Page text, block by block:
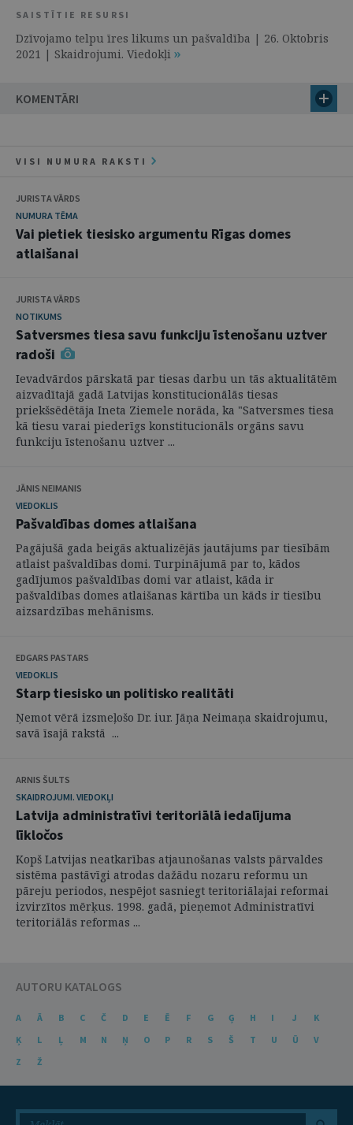
SAISTĪTIE RESURSI
Dzīvojamo telpu īres likums un pašvaldība | 26. Oktobris
2021 | Skaidrojumi. Viedokļi
KOMENTĀRI
VISI NUMURA RAKSTI
JURISTA VĀRDS
NUMURA TĒMA
Vai pietiek tiesisko argumentu Rīgas domes
atlaišanai
JURISTA VĀRDS
NOTIKUMS
Satversmes tiesa savu funkciju īstenošanu uztver
radoši
Ievadvārdos pārskatā par tiesas darbu un tās aktualitātēm
aizvadītajā gadā Latvijas konstitucionālās tiesas
priekšsēdētāja Ineta Ziemele norāda, ka "Satversmes tiesa
kā tiesu varai piederīgs konstitucionāls orgāns savu
funkciju īstenošanu uztver ...
JĀNIS NEIMANIS
VIEDOKLIS
Pašvaldības domes atlaišana
Pagājušā gada beigās aktualizējās jautājums par tiesībām
atlaist pašvaldības domi. Turpinājumā par to, kādos
gadījumos pašvaldības domi var atlaist, kāda ir
pašvaldības domes atlaišanas kārtība un kāds ir tiesību
aizsardzības mehānisms.
EDGARS PASTARS
VIEDOKLIS
Starp tiesisko un politisko realitāti
Ņemot vērā izsmeļošo Dr. iur. Jāņa Neimaņa skaidrojumu,
savā īsajā rakstā ...
ARNIS ŠULTS
SKAIDROJUMI. VIEDOKĻI
Latvija administratīvi teritoriālā iedalījuma
līkločos
Kopš Latvijas neatkarības atjaunošanas valsts pārvaldes
sistēma pastāvīgi atrodas dažādu nozaru reformu un
pāreju periodos, nespējot sasniegt teritoriālajai reformai
izvirzītos mērķus. 1998. gadā, pieņemot Administratīvi
teritoriālās reformas ...
AUTORU KATALOGS
A Ā B C Č D E Ē F G Ģ H I J
K
Ķ
L Ļ M N Ņ O P R S Š T U Ū
V
Z
Ž